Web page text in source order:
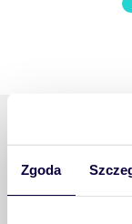
Zgoda
Mieszkam